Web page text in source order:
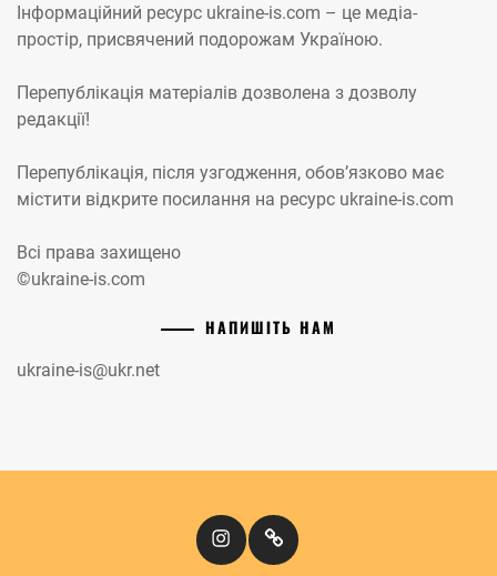
Інформаційний ресурс ukraine-is.com – це медіа-
простір, присвячений подорожам Україною.
Перепублікація матеріалів дозволена з дозволу
редакції!
Перепублікація, після узгодження, обов’язково має
містити відкрите посилання на ресурс ukraine-is.com
Всі права захищено
©ukraine-is.com
НАПИШІТЬ НАМ
ukraine-is@ukr.net
InstagramКіномандри